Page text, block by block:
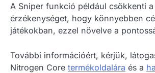
A Sniper funkció például csökkenti
érzékenységet, hogy könnyebben
játékokban, ezzel növelve a
További információért, kérjük,
Nitrogen Core termékoldalára és a